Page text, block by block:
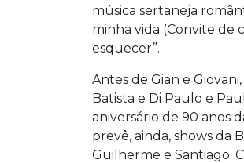
música sertaneja
minha vida (Convite de
esquecer”.
Antes de Gian e
Batista e Di Paulo e
aniversário de 90 anos
prevê, ainda, shows da
Guilherme e Santiago.